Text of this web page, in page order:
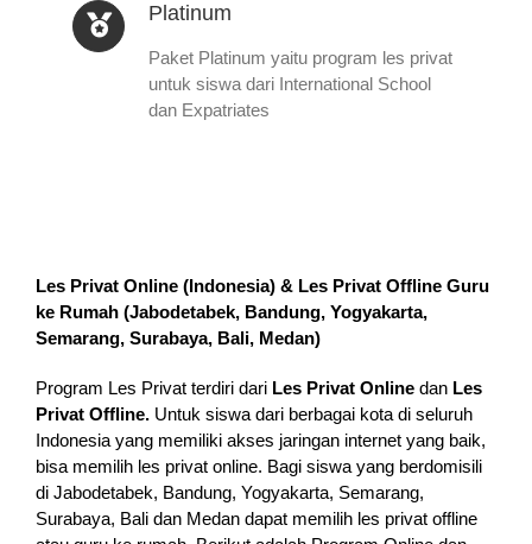
Platinum
Paket Platinum yaitu program les privat
untuk siswa dari International School
dan Expatriates
Les Privat Online (Indonesia) & Les Privat Offline Guru
ke Rumah (Jabodetabek, Bandung, Yogyakarta,
Semarang, Surabaya, Bali, Medan)
Program Les Privat terdiri dari Les Privat Online dan Les
Privat Offline. Untuk siswa dari berbagai kota di seluruh
Indonesia yang memiliki akses jaringan internet yang baik,
bisa memilih les privat online. Bagi siswa yang berdomisili
di Jabodetabek, Bandung, Yogyakarta, Semarang,
Surabaya, Bali dan Medan dapat memilih les privat offline